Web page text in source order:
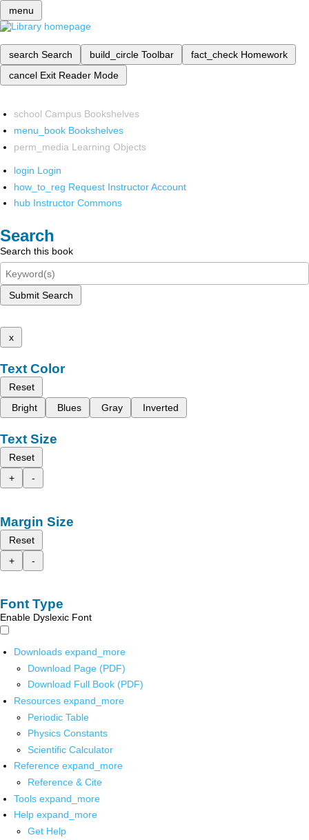
menu
search Search build_circle Toolbar fact_check Homework
cancel Exit Reader Mode
school Campus Bookshelves
menu_book Bookshelves
perm_media Learning Objects
login Login
how_to_reg Request Instructor Account
hub Instructor Commons
Search
Search this book
Submit Search
x
Text Color
Reset
Bright
Blues Gray Inverted
Text Size
Reset
+
-
Margin Size
Reset
+
-
Font Type
Enable Dyslexic Font
Downloads expand_more
Download Page (PDF)
Download Full Book (PDF)
Resources expand_more
Periodic Table
Physics Constants
Scientific Calculator
Reference expand_more
Reference & Cite
Tools expand_more
Help expand_more
Get Help